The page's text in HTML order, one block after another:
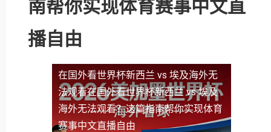
南帮你实现体育赛事中文直
播自由
在国外看世界杯新西兰 vs 埃及海外无
法观看在国外看世界杯新西兰 vs 埃及
海外无法观看？这篇指南帮你实现体育
赛事中文直播自由